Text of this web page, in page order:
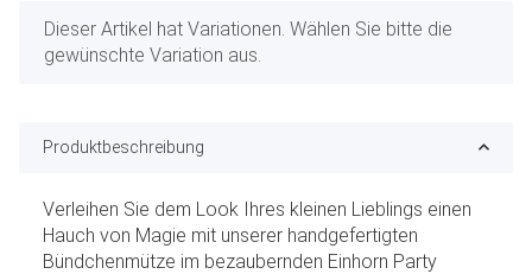
x
Dieser Artikel hat Variationen. Wählen Sie bitte die
gewünschte Variation aus.
Produktbeschreibung
Verleihen Sie dem Look Ihres kleinen Lieblings einen
Hauch von Magie mit unserer handgefertigten
Bündchenmütze im bezaubernden Einhorn Party